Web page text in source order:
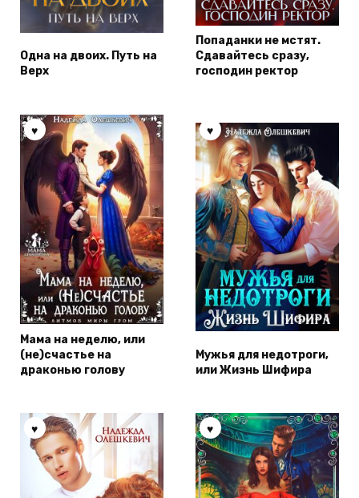
Одна на двоих. Путь на
Верх
Попаданки не мстят.
Сдавайтесь сразу,
господин ректор
Мама на неделю, или
(не)счастье на
драконью голову
Мужья для недотроги,
или Жизнь Шифира